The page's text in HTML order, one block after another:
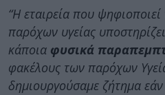
“Η εταιρεία που
παρόχων υγείας
κάποια φυσικά
φακέλους των παρόχων
δημιουργούσαμε ζήτημα